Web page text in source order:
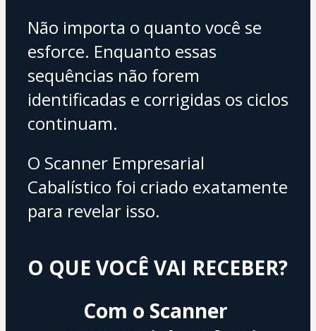
Não importa o quanto você se
esforce. Enquanto essas
sequências não forem
identificadas e corrigidas os ciclos
continuam.
O Scanner Empresarial
Cabalístico foi criado exatamente
para revelar isso.
O QUE VOCÊ VAI RECEBER?
Com o Scanner